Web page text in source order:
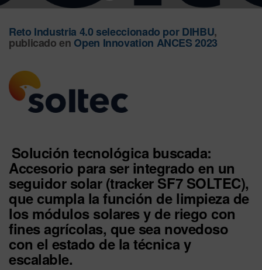
Reto Industria 4.0 seleccionado por DIHBU,
publicado en Open Innovation ANCES 2023
Solución tecnológica buscada:
Accesorio para ser integrado en un
seguidor solar (tracker SF7 SOLTEC),
que cumpla la función de limpieza de
los módulos solares y de riego con
fines agrícolas, que sea novedoso
con el estado de la técnica y
escalable.